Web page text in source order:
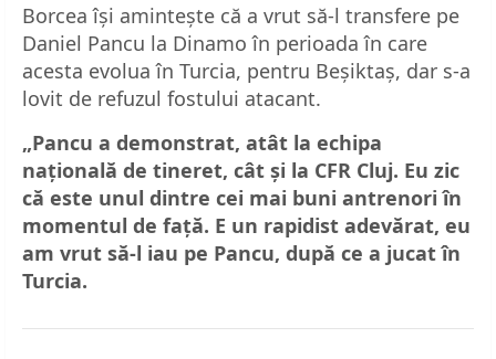
Borcea își amintește că a vrut să-l transfere pe
Daniel Pancu la Dinamo în perioada în care
acesta evolua în Turcia, pentru Beșiktaș, dar s-a
lovit de refuzul fostului atacant.
„Pancu a demonstrat, atât la echipa
națională de tineret, cât și la CFR Cluj. Eu zic
că este unul dintre cei mai buni antrenori în
momentul de față. E un rapidist adevărat, eu
am vrut să-l iau pe Pancu, după ce a jucat în
Turcia.